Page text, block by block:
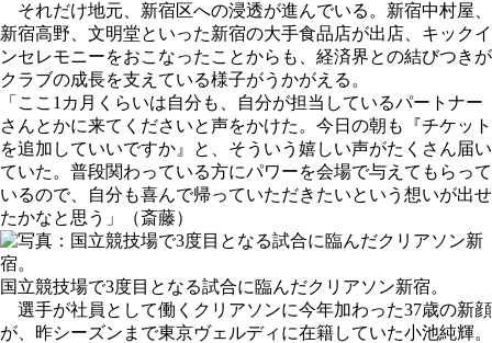
それだけ地元、新宿区への浸透が進んでいる。新宿中村屋、
新宿高野、文明堂といった新宿の大手食品店が出店、キックイ
ンセレモニーをおこなったことからも、経済界との結びつきが
クラブの成長を支えている様子がうかがえる。
「ここ1カ月くらいは自分も、自分が担当しているパートナー
さんとかに来てくださいと声をかけた。今日の朝も『チケット
を追加していいですか』と、そういう嬉しい声がたくさん届い
ていた。普段関わっている方にパワーを会場で与えてもらって
いるので、自分も喜んで帰っていただきたいという想いが出せ
たかなと思う」（斎藤）
国立競技場で3度目となる試合に臨んだクリアソン新宿。
選手が社員として働くクリアソンに今年加わった37歳の新顔
が、昨シーズンまで東京ヴェルディに在籍していた小池純輝。